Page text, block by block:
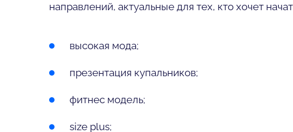
направлений, актуальные для тех, кто хочет
высокая мода;
презентация купальников;
фитнес модель;
size plus;